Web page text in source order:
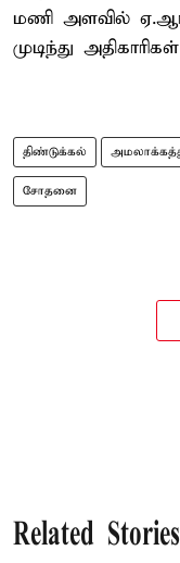
மணி அளவில்
முடிந்து
திண்டுக்கல்
சோதனை
Related Stories